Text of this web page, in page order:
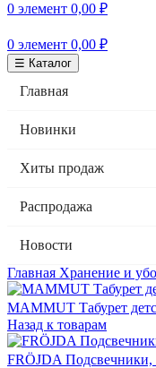
0 элемент 0,00 ₽
0 элемент 0,00 ₽
☰ Каталог
Главная
Новинки
Хиты продаж
Распродажа
Новости
Главная Хранение и
MAMMUT Табурет
Назад к товарам
FRÖJDA Подсвечники,